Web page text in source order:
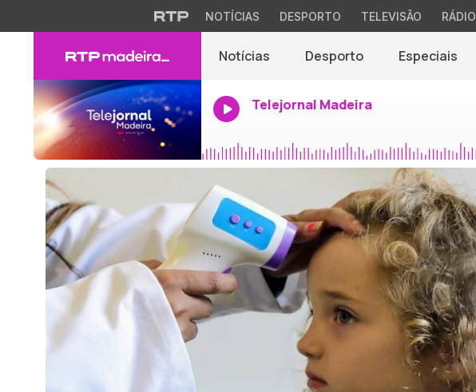
NOTÍCIAS DESPORTO TELEVISÃO RÁDIO
Notícias Desporto Especiais
Telejornal Madeira